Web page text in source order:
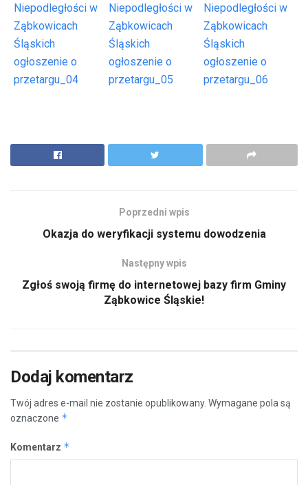
Niepodległości w
Ząbkowicach
Śląskich
ogłoszenie o
przetargu_04
Niepodległości w
Ząbkowicach
Śląskich
ogłoszenie o
przetargu_05
Niepodległości w
Ząbkowicach
Śląskich
ogłoszenie o
przetargu_06
Poprzedni wpis
Okazja do weryfikacji systemu dowodzenia
Następny wpis
Zgłoś swoją firmę do internetowej bazy firm Gminy
Ząbkowice Śląskie!
Dodaj komentarz
Twój adres e-mail nie zostanie opublikowany. Wymagane pola są
oznaczone *
Komentarz *